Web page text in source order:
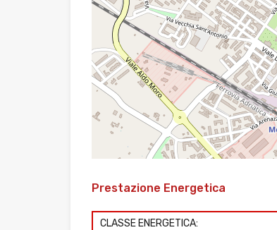
Prestazione Energetica
CLASSE ENERGETICA: